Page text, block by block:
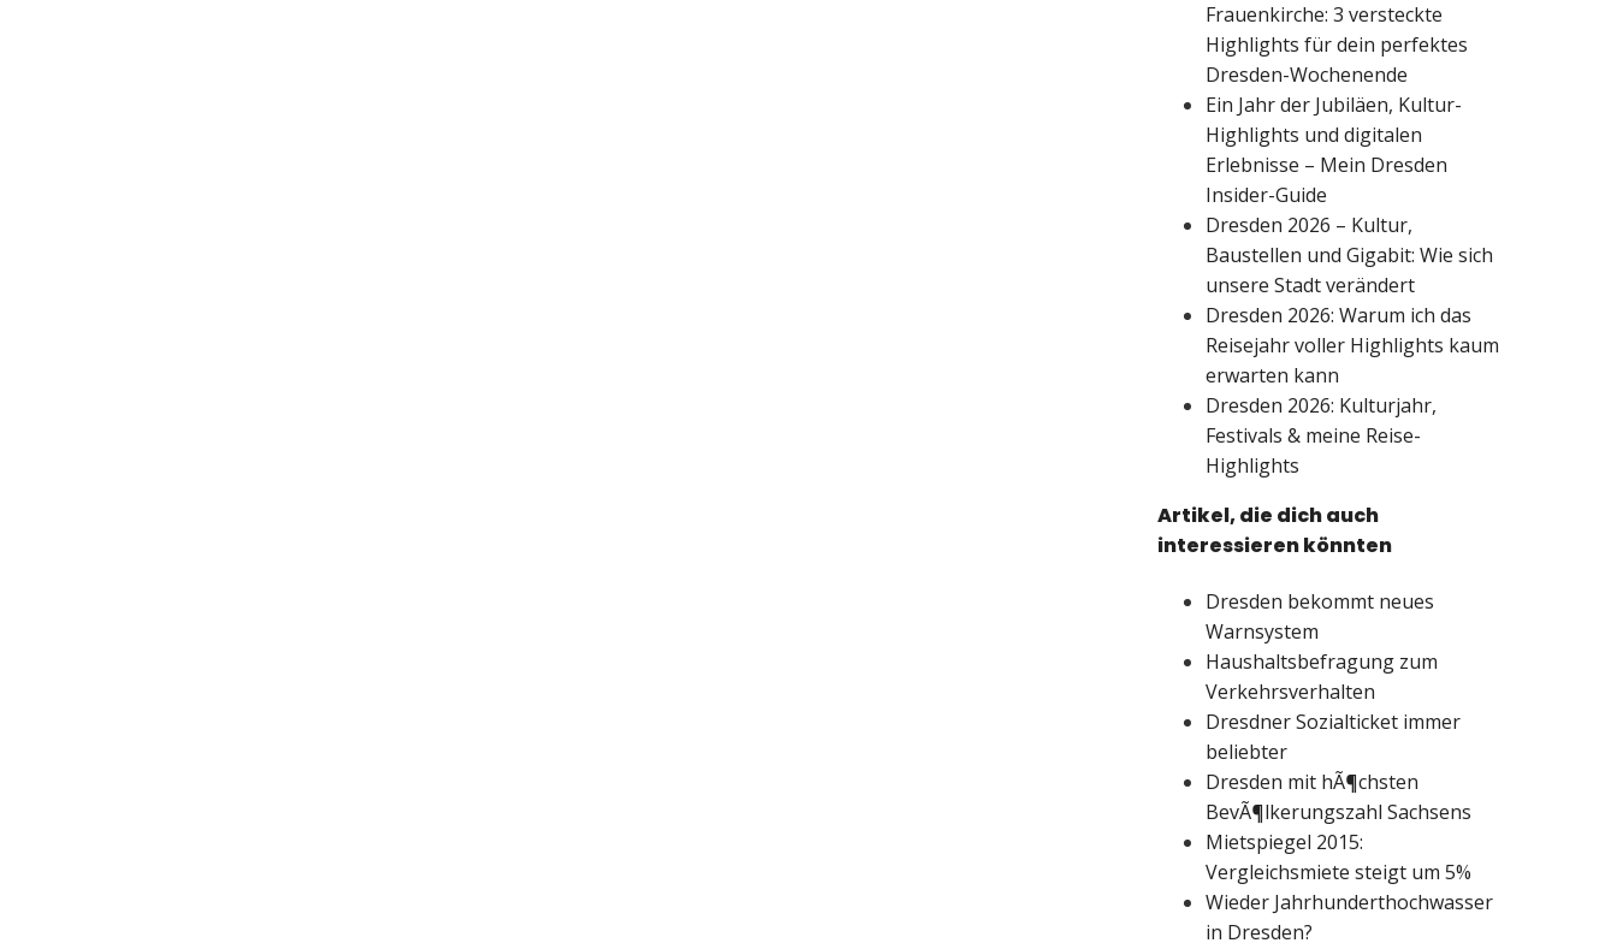
Frauenkirche: 3 versteckte
Highlights für dein perfektes
Dresden-Wochenende
Ein Jahr der Jubiläen, Kultur-
Highlights und digitalen
Erlebnisse – Mein Dresden
Insider-Guide
Dresden 2026 – Kultur,
Baustellen und Gigabit: Wie sich
unsere Stadt verändert
Dresden 2026: Warum ich das
Reisejahr voller Highlights kaum
erwarten kann
Dresden 2026: Kulturjahr,
Festivals & meine Reise-
Highlights
Artikel, die dich auch
interessieren könnten
Dresden bekommt neues
Warnsystem
Haushaltsbefragung zum
Verkehrsverhalten
Dresdner Sozialticket immer
beliebter
Dresden mit hÃ¶chsten
BevÃ¶lkerungszahl Sachsens
Mietspiegel 2015:
Vergleichsmiete steigt um 5%
Wieder Jahrhunderthochwasser
in Dresden?